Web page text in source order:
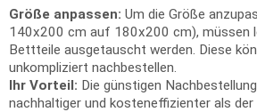
Größe anpassen: Um die Größe
140x200 cm auf 180x200 cm), müssen
Bettteile ausgetauscht werden. Diese
unkompliziert nachbestellen.
Ihr Vorteil: Die günstigen
nachhaltiger und kosteneffizienter als